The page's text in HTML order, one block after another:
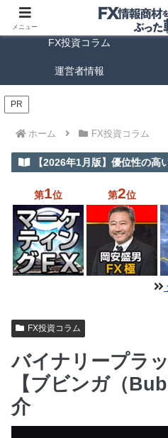
FX商材ランキング
FX投資コラム
運営者情報
PR
ホーム FX投資コラム
【2026年1月版】優位性の
第1位 第2位
FX投資コラム
バイナリープラ
【ブビンガ（
介
メニュー